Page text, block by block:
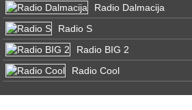
Radio Dalmacija
Radio S
Radio BIG 2
Radio Cool